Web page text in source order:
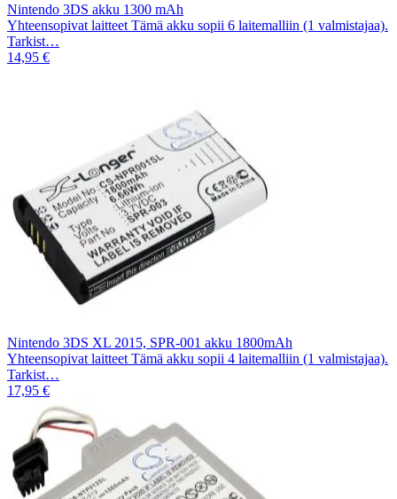
Nintendo 3DS akku 1300 mAh
Yhteensopivat laitteet Tämä akku sopii 6 laitemalliin (1 valmistajaa).
Tarkist…
14,95 €
Nintendo 3DS XL 2015, SPR-001 akku 1800mAh
Yhteensopivat laitteet Tämä akku sopii 4 laitemalliin (1 valmistajaa).
Tarkist…
17,95 €